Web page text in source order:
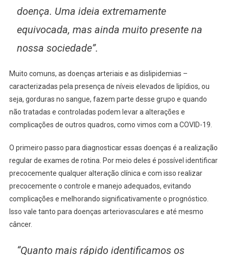
doença. Uma ideia extremamente
equivocada, mas ainda muito presente na
nossa sociedade”.
Muito comuns, as doenças arteriais e as dislipidemias –
caracterizadas pela presença de níveis elevados de lipídios, ou
seja, gorduras no sangue, fazem parte desse grupo e quando
não tratadas e controladas podem levar a alterações e
complicações de outros quadros, como vimos com a COVID-19.
O primeiro passo para diagnosticar essas doenças é a realização
regular de exames de rotina. Por meio deles é possível identificar
precocemente qualquer alteração clínica e com isso realizar
precocemente o controle e manejo adequados, evitando
complicações e melhorando significativamente o prognóstico.
Isso vale tanto para doenças arteriovasculares e até mesmo
câncer.
“Quanto mais rápido identificamos os